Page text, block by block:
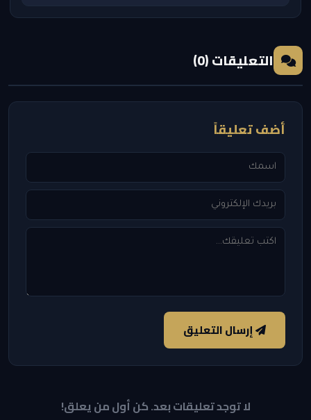
التعليقات (0)
أضف تعليقاً
إرسال التعليق
لا توجد تعليقات بعد. كن أول من يعلق!